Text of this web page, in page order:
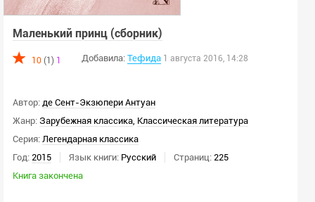
Маленький принц (сборник)
10 (1) 1 Добавила: Тефида 1 августа 2016, 14:28
Автор: де Сент-Экзюпери Антуан
Жанр: Зарубежная классика Классическая литература
Серия: Легендарная классика
Год: 2015 Язык книги: Русский Страниц: 225
Книга закончена